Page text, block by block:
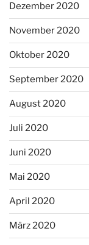
Dezember 2020
November 2020
Oktober 2020
September 2020
August 2020
Juli 2020
Juni 2020
Mai 2020
April 2020
März 2020